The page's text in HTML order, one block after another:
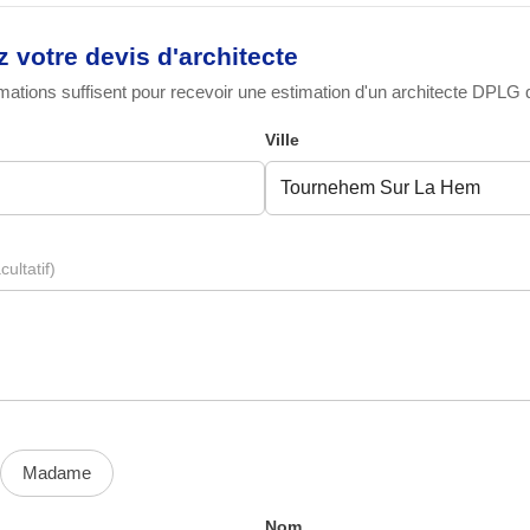
votre devis d'architecte
suffisent pour recevoir une estimation d'un architecte DPLG
Ville
Madame